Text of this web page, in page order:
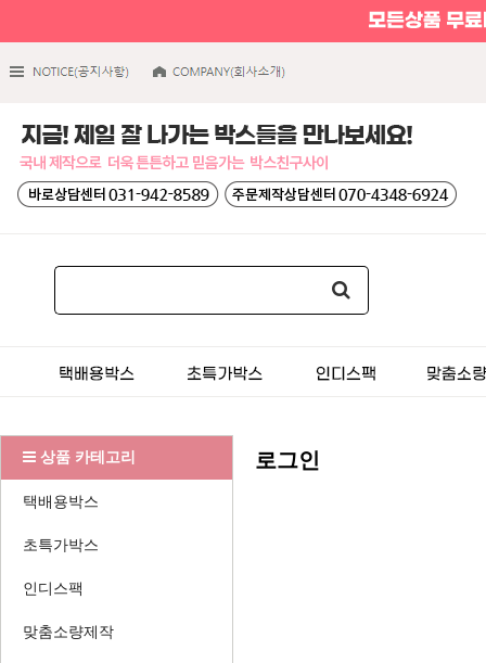
상품 카테고리
택배용박스
초특가박스
인디스팩
맞춤소량제작
로그인